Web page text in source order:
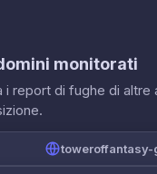
monitorati
i report di fughe di
toweroffantasy-